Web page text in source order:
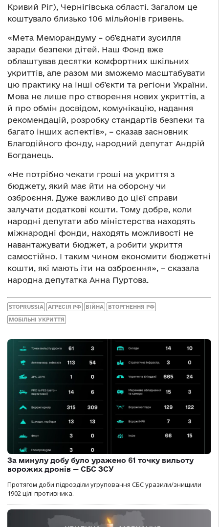
Кривий Ріг), Чернігівська області. Загалом це
коштувало близько 106 мільйонів гривень.
«Мета Меморандуму – об’єднати зусилля
заради безпеки дітей. Наш Фонд вже
облаштував десятки комфортних шкільних
укриттів, але разом ми зможемо масштабувати
цю практику на інші об’єкти та регіони України.
Мова не лише про створення нових укриттів, а
й про обмін досвідом, комунікацію, надання
рекомендацій, розробку стандартів безпеки та
багато інших аспектів», – сказав засновник
Благодійного фонду, народний депутат Андрій
Богданець.
«Не потрібно чекати гроші на укриття з
бюджету, який має йти на оборону чи
озброєння. Дуже важливо до цієї справи
залучати додаткові кошти. Тому добре, коли
народні депутати або міністерства находять
міжнародні фонди, находять можливості не
навантажувати бюджет, а робити укриття
самостійно. І таким чином економити бюджетні
кошти, які мають іти на озброєння», – сказала
народна депутатка Анна Пуртова.
STOPRUSSIA АГРЕСІЯ РФ ВІЙНА ВТОРГНЕННЯ РФ
МОБІЛЬНІ УКРИТТЯ
За минулу добу було уражено 61 точку вильоту
ворожих дронів — СБС ЗСУ
Протягом доби підрозділи угруповання СБС уразили/знищили
1902 цілі противника.